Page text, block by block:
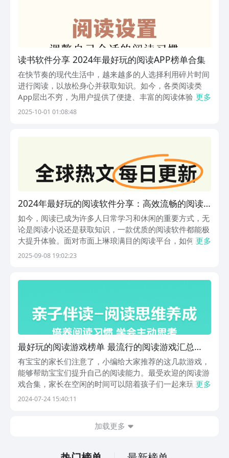
读书软件分享 2024年最好玩的阅读APP榜单合集
在快节奏的现代生活中，越来越多的人选择利用碎片时间
进行阅读，以放松身心并获取知识。如今，各类阅读类
App层出不穷，为用户提供了便捷、丰富的阅读体验。无
论你喜欢小说、散文还是听书服务，总有一款应用能满足
更多
2025-10-01 01:08:48
2024年最好玩的阅读软件分享：高效流畅的阅读
体验精选
如今，阅读已成为许多人日常学习和休闲的重要方式，无
论是阅读小说还是获取知识，一款优质的阅读软件都能极
大提升体验。面对市面上琳琅满目的阅读平台，如何选择
适合自己的工具呢？本文将为大家推荐几款功能强大、口
更多
2025-09-08 19:02:23
最好玩的阅读游戏榜单 最流行的阅读游戏汇总
2024
有宝宝的家长们注意了，小编给大家推荐的这几款游戏，
能够帮助宝宝们提升自己的阅读能力。最受欢迎的阅读游
戏合集，家长在空闲的时间可以陪着孩子们一起来玩这些
游戏，这些都是非常高质量的游戏，能够增加父母和孩子
更多
2024-07-24 15:40:11
加载更多